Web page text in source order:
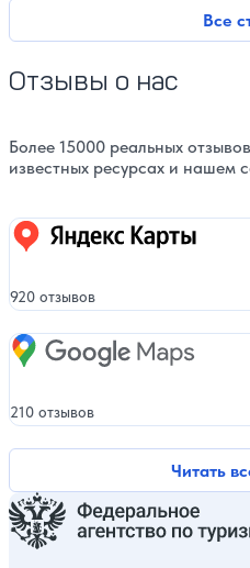
Все
Отзывы о нас
Более 15000 реальных
известных ресурсах и нашем
Читать
Яндекс карты
920 отзывов
Google Maps
210 отзывов